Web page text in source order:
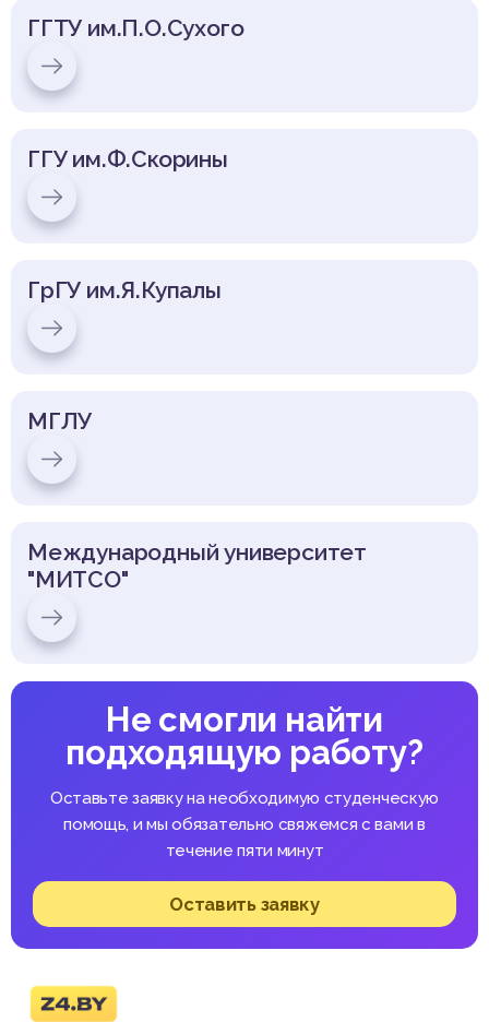
ГГТУ им.П.О.Сухого
ГГУ им.Ф.Скорины
ГрГУ им.Я.Купалы
МГЛУ
Международный университет
"МИТСО"
Не смогли найти
подходящую работу?
Оставьте заявку на необходимую студенческую
помощь, и мы обязательно свяжемся с вами в
течение пяти минут
Оставить заявку